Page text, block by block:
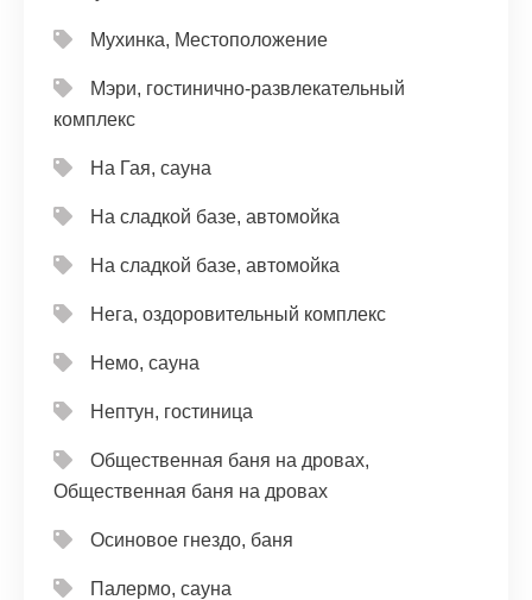
Мухинка, Местоположение
Мэри, гостинично-развлекательный
комплекс
На Гая, сауна
На сладкой базе, автомойка
На сладкой базе, автомойка
Нега, оздоровительный комплекс
Немо, сауна
Нептун, гостиница
Общественная баня на дровах,
Общественная баня на дровах
Осиновое гнездо, баня
Палермо, сауна